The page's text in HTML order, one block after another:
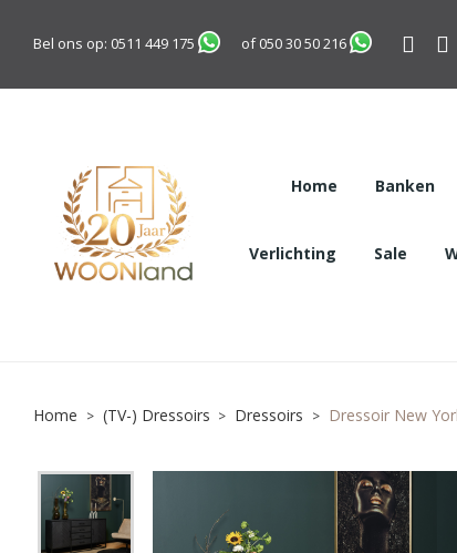
Bel ons op: 0511 449 175 of050 30 50 216
Home Banken
Verlichting Sale
Home (TV-) Dressoirs Dressoirs Dressoir New